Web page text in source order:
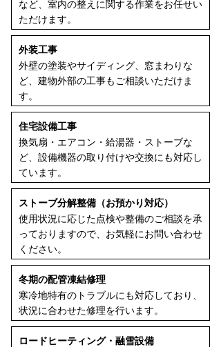
など、室内の整えに関する作業をお任せい
ただけます。
外装工事
外壁の塗装やサイディング、窓まわりな
ど、建物外部の工事もご相談いただけま
す。
住宅設備工事
換気扇・エアコン・給湯器・ストーブな
ど、設備機器の取り付けや交換にも対応し
ています。
ストーブ分解整備（お預かり対応）
使用状況に応じた点検や整備のご相談を承
っておりますので、お気軽にお問い合わせ
ください。
冬期の配管凍結修理
寒冷地特有のトラブルにも対応しており、
状況に合わせた修理を行います。
ロードヒーティング・融雪設備